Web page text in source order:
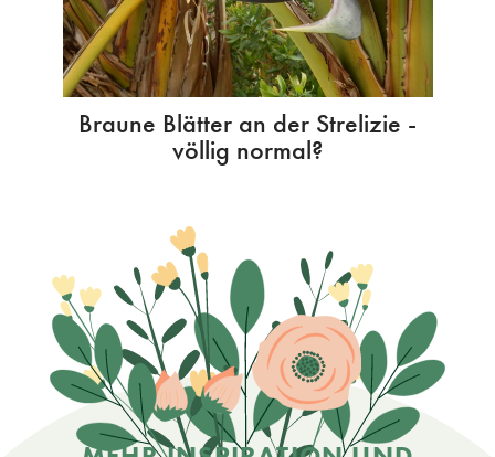
Braune Blätter an der Strelizie -
völlig normal?